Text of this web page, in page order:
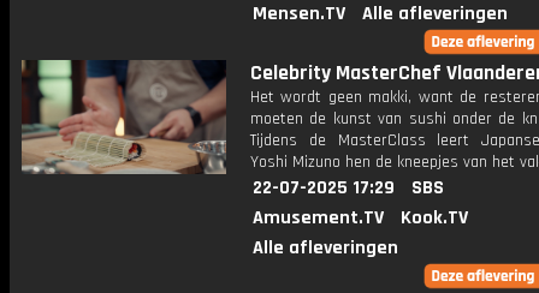
Mensen.TV
Alle afleveringen
Celebrity MasterChef
Het wordt geen makki, want de
moeten de kunst van sushi onder de
Tijdens de MasterClass leert
Yoshi Mizuno hen de kneepjes van het
22-07-2025 17:29
SBS
Amusement.TV
Kook.TV
Alle afleveringen